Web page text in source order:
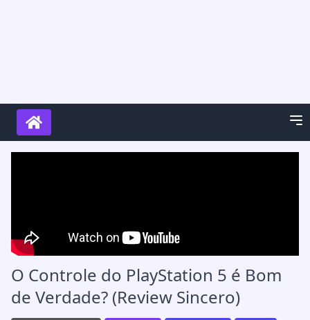
O Controle do PlayStation 5 é Bom
de Verdade? (Review Sincero)